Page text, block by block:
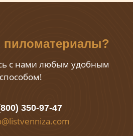
с нами любым удобным
способом!
350-97-47